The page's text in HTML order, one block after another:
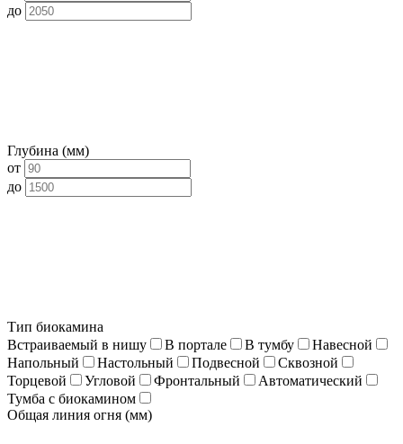
до
Глубина (мм)
от
до
Тип биокамина
Встраиваемый в нишу
В портале В тумбу
Навесной
Напольный
Настольный Подвесной
Сквозной
Торцевой
Угловой Фронтальный
Автоматический
Тумба с биокамином
Общая линия огня (мм)